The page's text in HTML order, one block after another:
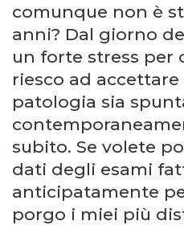
comunque non è
anni? Dal giorno
un forte stress per
riesco ad
patologia sia
subito. Se volete
dati degli esami
anticipatamente
porgo i miei più